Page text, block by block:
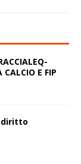
CALCIO E FIP
diritto